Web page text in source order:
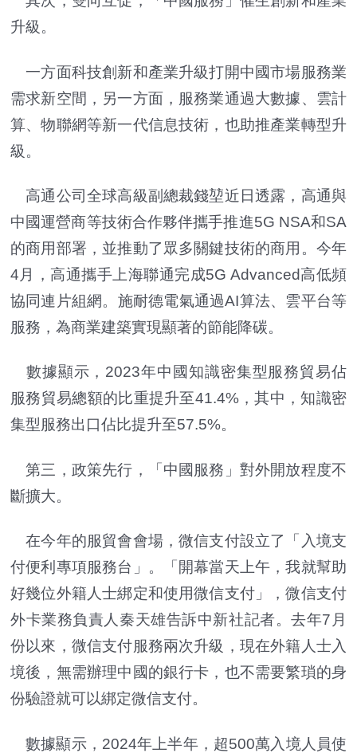
升級。
一方面科技創新和產業升級打開中國市場服務業
需求新空間，另一方面，服務業通過大數據、雲計
算、物聯網等新一代信息技術，也助推產業轉型升
級。
高通公司全球高級副總裁錢堃近日透露，高通與
中國運營商等技術合作夥伴攜手推進5G NSA和SA
的商用部署，並推動了眾多關鍵技術的商用。今年
4月，高通攜手上海聯通完成5G Advanced高低頻
協同連片組網。施耐德電氣通過AI算法、雲平台等
服務，為商業建築實現顯著的節能降碳。
數據顯示，2023年中國知識密集型服務貿易佔
服務貿易總額的比重提升至41.4%，其中，知識密
集型服務出口佔比提升至57.5%。
第三，政策先行，「中國服務」對外開放程度不
斷擴大。
在今年的服貿會會場，微信支付設立了「入境支
付便利專項服務台」。「開幕當天上午，我就幫助
好幾位外籍人士綁定和使用微信支付」，微信支付
外卡業務負責人秦天雄告訴中新社記者。去年7月
份以來，微信支付服務兩次升級，現在外籍人士入
境後，無需辦理中國的銀行卡，也不需要繁瑣的身
份驗證就可以綁定微信支付。
數據顯示，2024年上半年，超500萬入境人員使